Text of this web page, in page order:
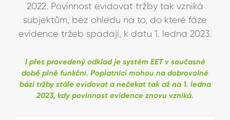
2022. Povinnost evidovat tržby tak vzniká
subjektům, bez ohledu na to, do které fáze
evidence tržeb spadají, k datu 1. ledna 2023.
I přes provedený odklad je systém EET v současné
době plně funkční. Poplatníci mohou na dobrovolné
bázi tržby stále evidovat a nečekat tak až na 1. ledna
2023, kdy povinnost evidence znovu vzniká.